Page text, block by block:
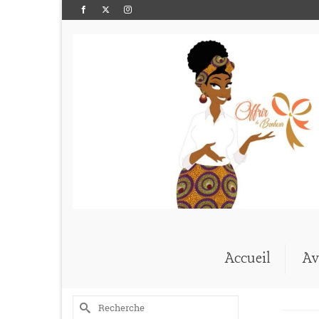
Accueil
Rechercher :